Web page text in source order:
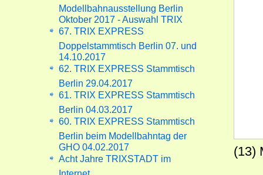
(13)
Modellbahnausstellung Berlin
Oktober 2017 - Auswahl TRIX
67. TRIX EXPRESS
Doppelstammtisch Berlin 07. und
14.10.2017
62. TRIX EXPRESS Stammtisch
Berlin 29.04.2017
61. TRIX EXPRESS Stammtisch
Berlin 04.03.2017
60. TRIX EXPRESS Stammtisch
Berlin beim Modellbahntag der
GHO 04.02.2017
Acht Jahre TRIXSTADT im
Internet